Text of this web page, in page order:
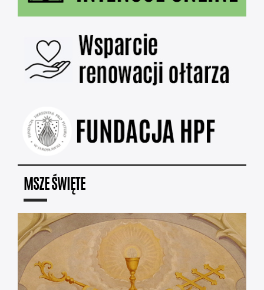
MSZE ŚWIĘTE